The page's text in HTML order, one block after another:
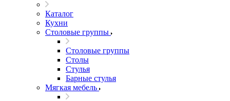
Каталог
Кухни
Столовые группы
Столовые группы
Столы
Стулья
Барные стулья
Мягкая мебель